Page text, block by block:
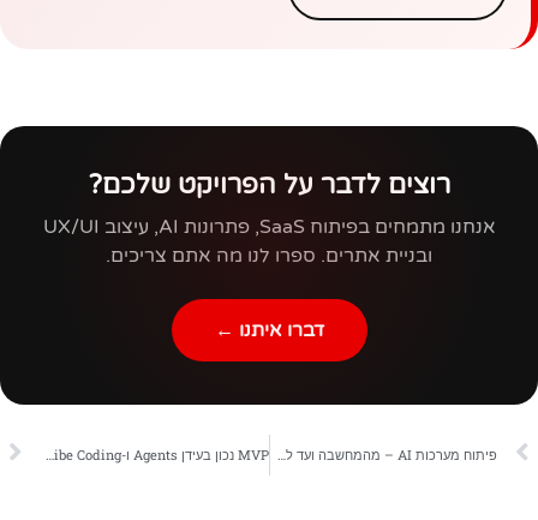
רוצים לדבר על הפרויקט שלכם?
אנחנו מתמחים בפיתוח SaaS, פתרונות AI, עיצוב UX/UI
ובניית אתרים. ספרו לנו מה אתם צריכים.
דברו איתנו ←